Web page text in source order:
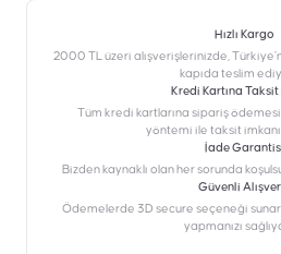
Hızlı Kargo
2000 TL üzeri alışverişlerinizde,
kapıda teslim
Kredi Kartına Taksit
‎Tüm kredi kartlarına sipariş
yöntemi ile taksit imkanı
İade
Bizden kaynaklı olan her sorunda
Güvenli
Ödemelerde 3D secure seçeneği
yapmanızı